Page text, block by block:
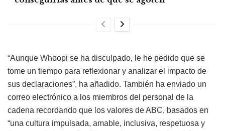
“Aunque Whoopi se ha disculpado, le he pedido que se
tome un tiempo para reflexionar y analizar el impacto de
sus declaraciones”, ha añadido. También ha enviado un
correo electrónico a los miembros del personal de la
cadena recordando que los valores de ABC, basados en
“una cultura impulsada, amable, inclusiva, respetuosa y